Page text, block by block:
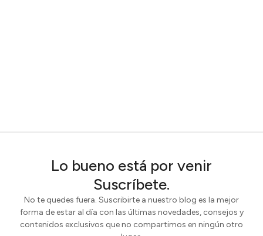
Lo bueno está por venir
Suscríbete.
No te quedes fuera. Suscribirte a nuestro blog es la mejor
forma de estar al día con las últimas novedades, consejos y
contenidos exclusivos que no compartimos en ningún otro